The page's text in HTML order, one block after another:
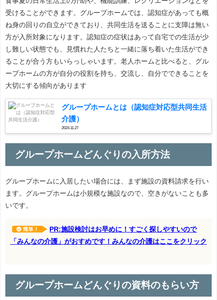
受けることができます。グループホームでは、認知症があっても概
ね身の回りの自立ができており、共同生活を送ることに支障は無い
方が入所対象になります。認知症の症状はあって自宅での生活が少
し難しい状態でも、見慣れた人たちと一緒に落ち着いた生活ができ
ることが合う方もいらっしゃいます。老人ホームと比べると、グル
ープホームの方が自分の役割を持ち、交流し、自分でできることを
大切にする傾向があります
グループホームとは（認知症対応型共同生活
介護）
2024.11.27
グループホームどんぐりの入所方法
グループホームに入居したい場合には、まず施設の資料請求を行い
ます。グループホームは小規模な施設なので、空きがないことも多
いです。
簡単！
PR:施設検討はお早めに！すごく探しやすいので
「みんなの介護」がおすめです！みんなの介護はここをクリック
グループホームどんぐりの資料のもらい方